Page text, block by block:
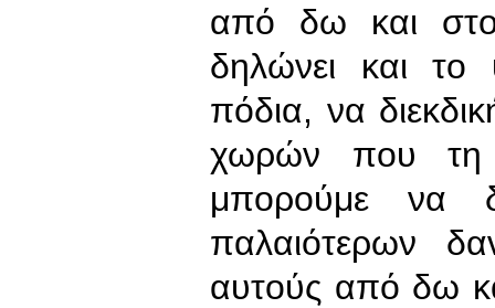
από δω και στο
δηλώνει και
πόδια, να
χωρών που τη
μπορούμε να
παλαιότερων
αυτούς από δω